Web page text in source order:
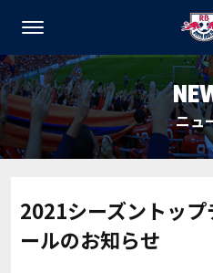
ニュ
2021シーズントップ
ールのお知らせ